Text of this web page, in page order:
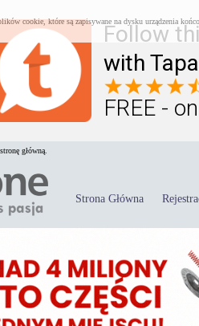
Follow
with
FREE -
cookie, które są zapisywane na dysku urządzenia
główną.
Strona Główna